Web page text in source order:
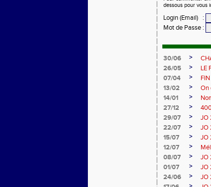
dessous pour vous
Login (Email)
:
Mot de Passe :
30/06 >
26/05
>
LE
07/04
>
13/02
>
On
14/01
>
27/12
>
29/07 >
JO
22/07
>
JO
15/07
>
JO
12/07
>
08/07
>
JO
01/07
>
JO
24/06
>
JO